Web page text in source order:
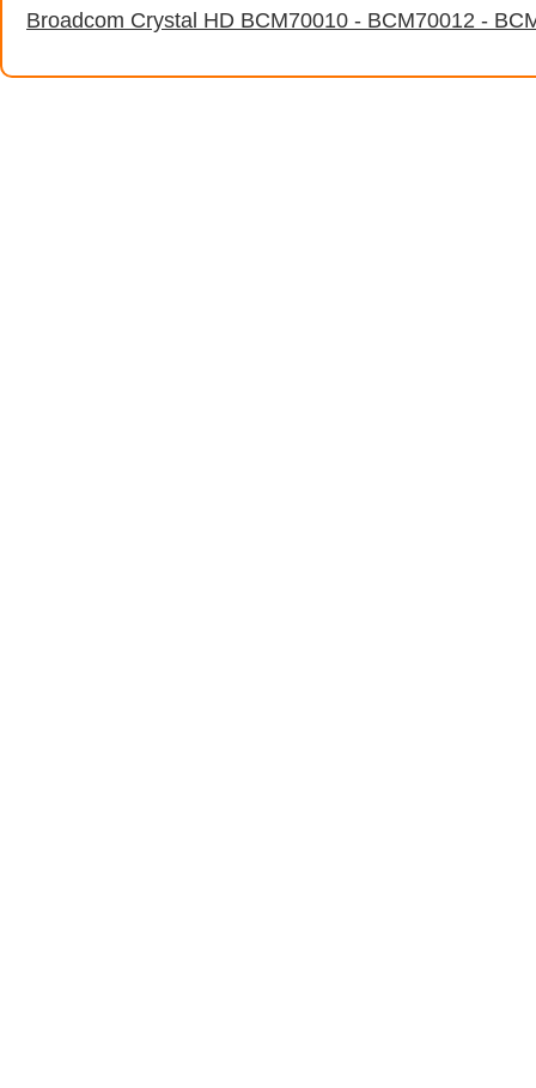
Broadcom Crystal HD BCM70010 - BCM70012 -